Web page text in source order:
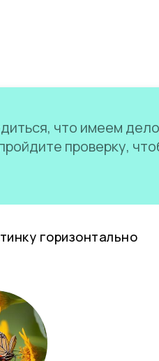
что имеем
проверку,
горизонтально